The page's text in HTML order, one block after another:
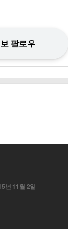
팔로우
년 11월 2일